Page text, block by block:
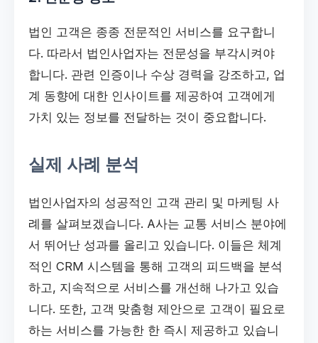
법인 고객은 종종 전문적인 서비스를 요구합니
다. 따라서 법인사업자는 전문성을 부각시켜야
합니다. 관련 인증이나 수상 경력을 강조하고, 업
계 동향에 대한 인사이트를 제공하여 고객에게
가치 있는 정보를 전달하는 것이 중요합니다.
실제 사례 분석
법인사업자의 성공적인 고객 관리 및 마케팅 사
례를 살펴보겠습니다. A사는 교통 서비스 분야에
서 뛰어난 성과를 올리고 있습니다. 이들은 체계
적인 CRM 시스템을 통해 고객의 피드백을 분석
하고, 지속적으로 서비스를 개선해 나가고 있습
니다. 또한, 고객 맞춤형 제안으로 고객이 필요로
하는 서비스를 가능한 한 즉시 제공하고 있습니